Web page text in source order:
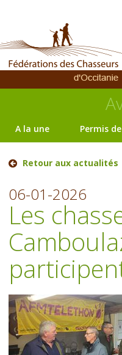
A la une Permis
Retour aux actualités
06-01-2026
Les